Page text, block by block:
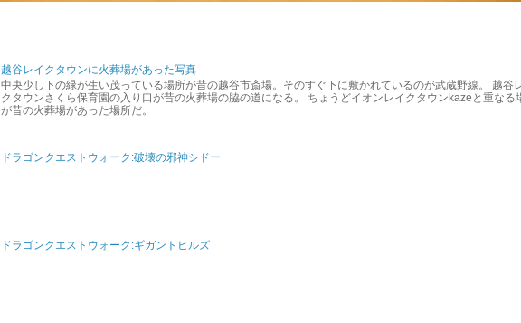
越谷レイクタウンに火葬場があった写真
中央少し下の緑が生い茂っている場所が昔の越谷市斎場。そのすぐ下に敷かれているのが武蔵野線。 越谷
クタウンさくら保育園の入り口が昔の火葬場の脇の道になる。 ちょうどイオンレイクタウンkazeと重なる
が昔の火葬場があった場所だ。
ドラゴンクエストウォーク:破壊の邪神シドー
ドラゴンクエストウォーク:ギガントヒルズ